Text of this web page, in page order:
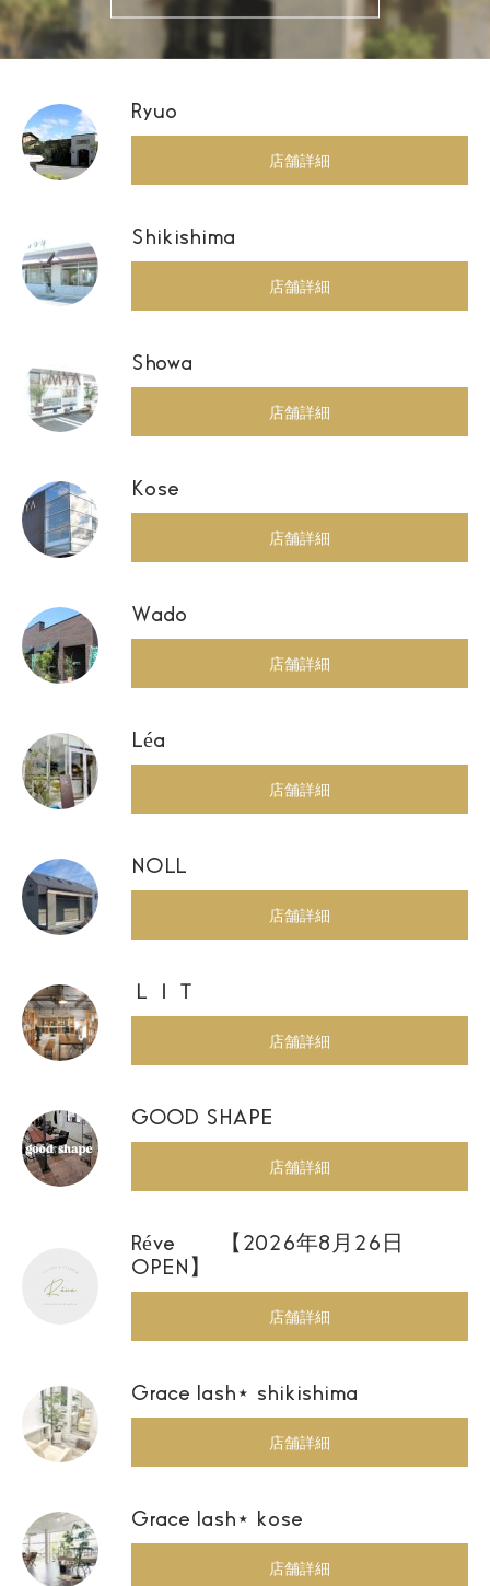
Ryuo
店舗詳細
Shikishima
店舗詳細
Showa
店舗詳細
Kose
店舗詳細
Wado
店舗詳細
Léa
店舗詳細
NOLL
店舗詳細
ＬＩＴ
店舗詳細
GOOD SHAPE
店舗詳細
Réve 【2026年8月26日
OPEN】
店舗詳細
Grace lash⋆ shikishima
店舗詳細
Grace lash⋆ kose
店舗詳細